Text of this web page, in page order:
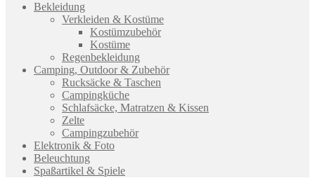
Bekleidung
Verkleiden & Kostüme
Kostümzubehör
Kostüme
Regenbekleidung
Camping, Outdoor & Zubehör
Rucksäcke & Taschen
Campingküche
Schlafsäcke, Matratzen & Kissen
Zelte
Campingzubehör
Elektronik & Foto
Beleuchtung
Spaßartikel & Spiele